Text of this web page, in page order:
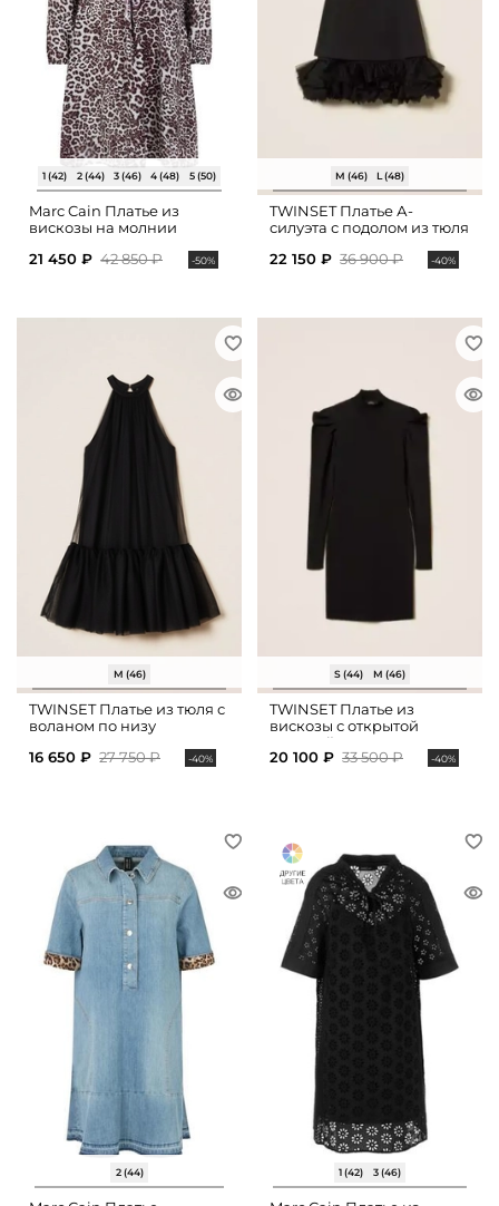
1 (42) 2 (44) 3 (46) 4 (48) 5 (50)
Marc Cain Платье из
вискозы на молнии
21 450 ₽ 42 850 ₽ -50%
M (46) L (48)
TWINSET Платье А-
силуэта с подолом из тюля
22 150 ₽ 36 900 ₽ -40%
M (46)
TWINSET Платье из тюля с
воланом по низу
16 650 ₽ 27 750 ₽ -40%
S (44) M (46)
TWINSET Платье из
вискозы с открытой
спинкой
20 100 ₽ 33 500 ₽ -40%
2 (44) 1 (42) 3 (46)